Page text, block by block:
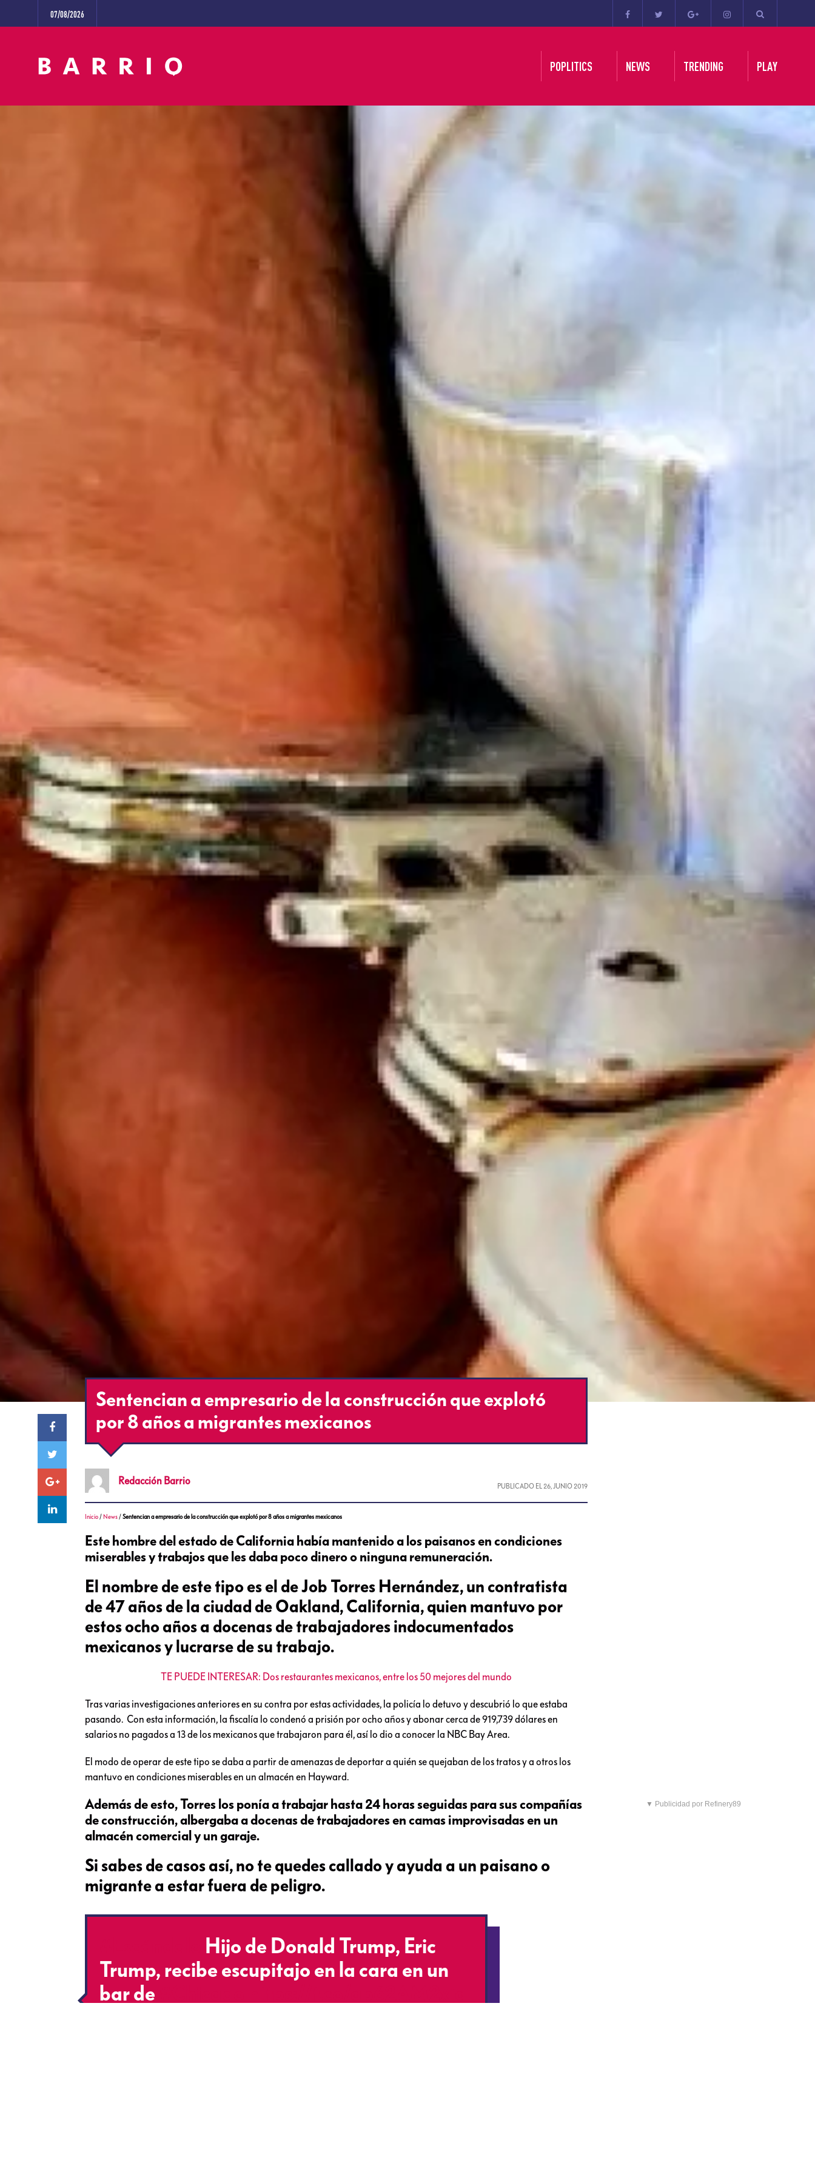
07/08/2026
POPLITICS NEWS TRENDING PLAY
Sentencian a empresario de la construcción que explotó
por 8 años a migrantes mexicanos
Redacción Barrio PUBLICADO EL 26, JUNIO 2019
Inicio/ News/Sentencian a empresario de la construcción que explotó por 8 años a migrantes mexicanos
Este hombre del estado de California había mantenido a los paisanos en condiciones
miserables y trabajos que les daba poco dinero o ninguna remuneración.
El nombre de este tipo es el de Job Torres Hernández, un contratista
de 47 años de la ciudad de Oakland, California, quien mantuvo por
estos ocho años a docenas de trabajadores indocumentados
mexicanos y lucrarse de su trabajo.
TE PUEDE INTERESAR: Dos restaurantes mexicanos, entre los 50 mejores del mundo
Tras varias investigaciones anteriores en su contra por estas actividades, la policía lo detuvo y descubrió lo que estaba
pasando. Con esta información, la fiscalía lo condenó a prisión por ocho años y abonar cerca de 919,739 dólares en
salarios no pagados a 13 de los mexicanos que trabajaron para él, así lo dio a conocer la NBC Bay Area.
El modo de operar de este tipo se daba a partir de amenazas de deportar a quién se quejaban de los tratos y a otros los
mantuvo en condiciones miserables en un almacén en Hayward.
Además de esto, Torres los ponía a trabajar hasta 24 horas seguidas para sus compañías
de construcción, albergaba a docenas de trabajadores en camas improvisadas en un
almacén comercial y un garaje.
Si sabes de casos así, no te quedes callado y ayuda a un paisano o
migrante a estar fuera de peligro.
Hijo de Donald Trump, Eric
Trump, recibe escupitajo en la cara en un
bar de
▼ Publicidad por Refinery89